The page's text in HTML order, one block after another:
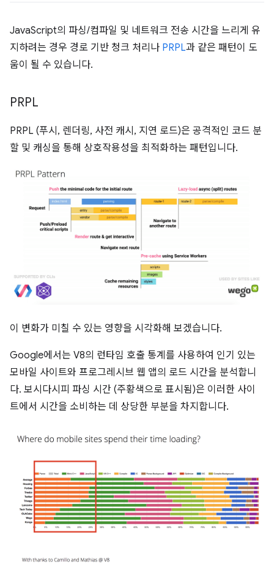
JavaScript의 파싱/컴파일 및 네트워크 전송 시간을 느리게 유
지하려는 경우 경로 기반 청크 처리나 PRPL과 같은 패턴이 도
움이 될 수 있습니다.
PRPL
PRPL (푸시, 렌더링, 사전 캐시, 지연 로드)은 공격적인 코드 분
할 및 캐싱을 통해 상호작용성을 최적화하는 패턴입니다.
이 변화가 미칠 수 있는 영향을 시각화해 보겠습니다.
Google에서는 V8의 런타임 호출 통계를 사용하여 인기 있는
모바일 사이트와 프로그레시브 웹 앱의 로드 시간을 분석합니
다. 보시다시피 파싱 시간 (주황색으로 표시됨)은 이러한 사이
트에서 시간을 소비하는 데 상당한 부분을 차지합니다.